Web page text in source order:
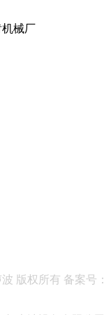
械厂
版权所有 备案号：